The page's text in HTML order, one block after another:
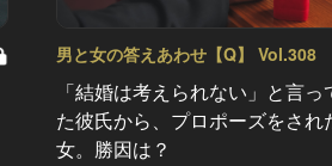
男と女の答えあわせ【Q】 Vol.308
「結婚は考えられない」と言っ
た彼氏から、プロポーズをされ
女。勝因は？